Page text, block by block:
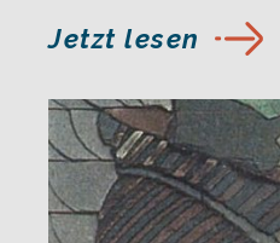
Jetzt lesen